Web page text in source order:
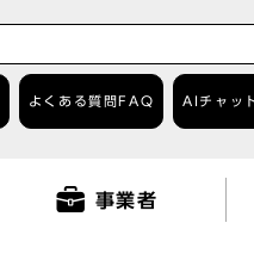
よくある質問 FAQ AIチャッ
事業者